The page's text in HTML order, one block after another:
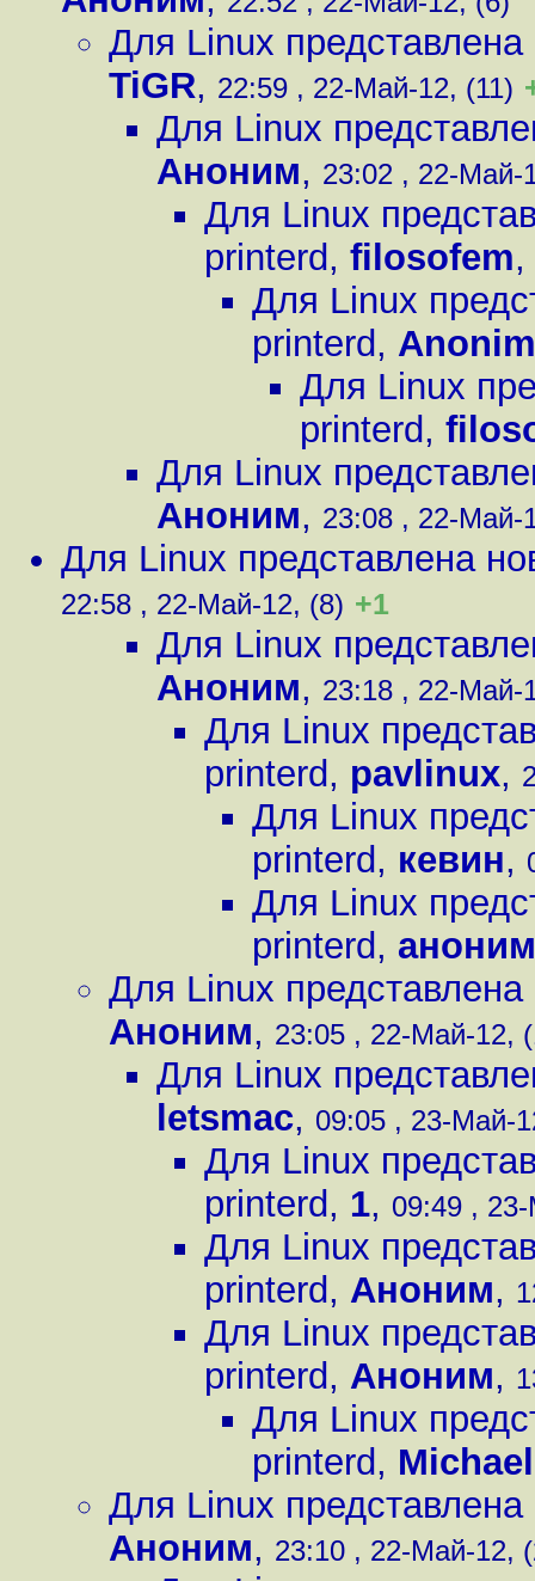
Для Linux
TiGR, 22:59 , 22-Май-12, (11)
Для Linux
Аноним, 23:02 , 22-Май-
Для Linux
printerd, filosofem,
Для Linux
printerd, Anonim
Для Linux
printerd,
Для Linux
Аноним, 23:08 , 22-Май-
Для Linux представлена
22:58 , 22-Май-12, (8) +1
Для Linux
Аноним, 23:18 , 22-Май-
Для Linux
printerd, pavlinux,
Для Linux
printerd, кевин,
Для Linux
printerd,
Для Linux
Аноним, 23:05 , 22-Май-12,
Для Linux
letsmac, 09:05 , 23-Май-
Для Linux
printerd, 1, 09:49 ,
Для Linux
printerd, Аноним,
Для Linux
printerd, Аноним,
Для Linux
printerd,
Для Linux
Аноним, 23:10 , 22-Май-12,